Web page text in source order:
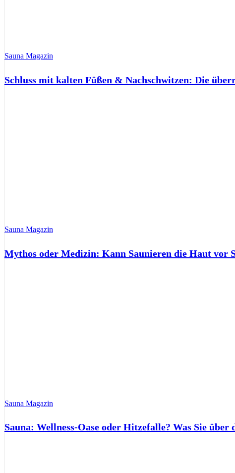
Sauna Magazin
Schluss mit kalten Füßen & Nachschwitzen: Die
Sauna Magazin
Mythos oder Medizin: Kann Saunieren die Haut vor
Sauna Magazin
Sauna: Wellness-Oase oder Hitzefalle? Was Sie über